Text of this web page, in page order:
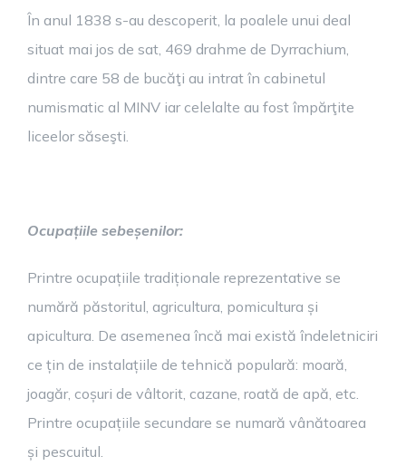
În anul 1838 s-au descoperit, la poalele unui deal
situat mai jos de sat, 469 drahme de Dyrrachium,
dintre care 58 de bucăţi au intrat în cabinetul
numismatic al MINV iar celelalte au fost împărţite
liceelor săseşti.
Ocupațiile sebeșenilor:
Printre ocupațiile tradiționale reprezentative se
numără păstoritul, agricultura, pomicultura și
apicultura. De asemenea încă mai există îndeletniciri
ce țin de instalațiile de tehnică populară: moară,
joagăr, coșuri de vâltorit, cazane, roată de apă, etc.
Printre ocupațiile secundare se numară vânătoarea
și pescuitul.